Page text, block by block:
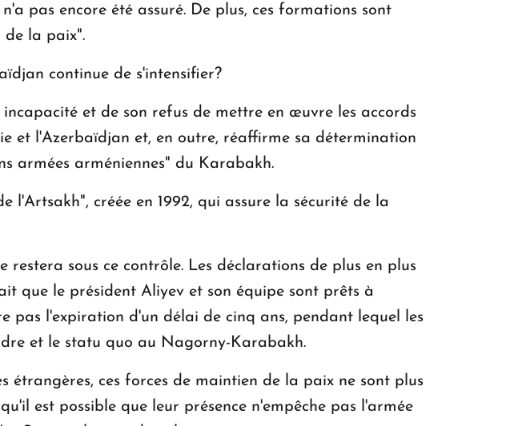
pas encore été assuré. De plus, ces formations sont
de la paix".
continue de s'intensifier?
et de son refus de mettre en œuvre les accords
et l'Azerbaïdjan et, en outre, réaffirme sa détermination
armées arméniennes" du Karabakh.
l'Artsakh", créée en 1992, qui assure la sécurité de la
sous ce contrôle. Les déclarations de plus en plus
que le président Aliyev et son équipe sont prêts à
pas l'expiration d'un délai de cinq ans, pendant lequel les
et le statu quo au Nagorny-Karabakh.
ces forces de maintien de la paix ne sont plus
est possible que leur présence n'empêche pas l'armée